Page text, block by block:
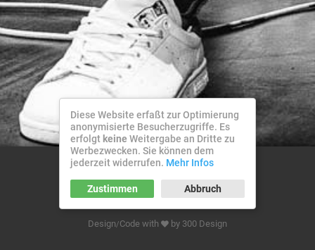
© 2026 Benjamin Rose
Datenschutz Impressum
Design/Code with by 300 Design
Diese Website erfaßt zur Optimierung
anonymisierte Besucherzugriffe. Es
erfolgt keine Weitergabe an Dritte zu
Werbezwecken. Sie können dem
jederzeit widerrufen. Mehr Infos
Zustimmen Abbruch